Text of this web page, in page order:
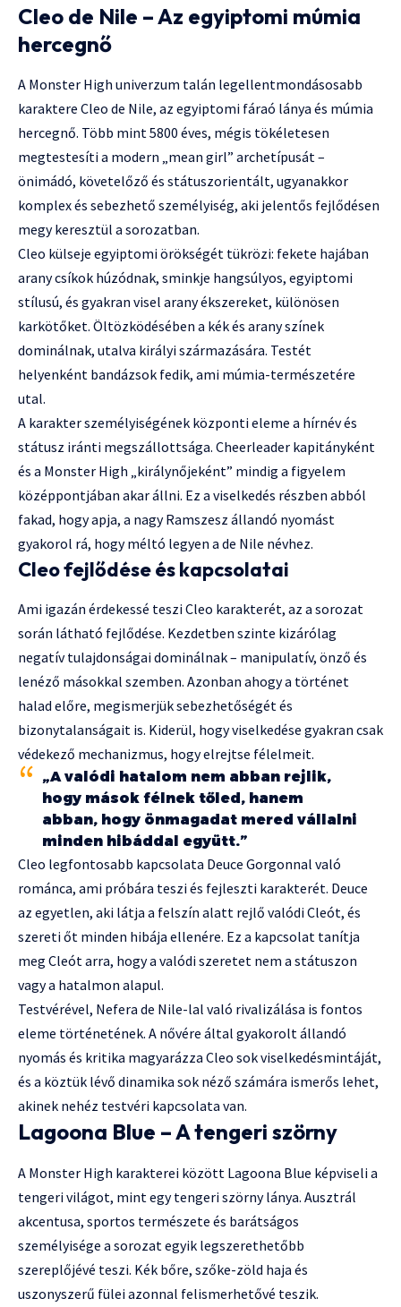
Cleo de Nile – Az egyiptomi múmia
hercegnő
A Monster High univerzum talán legellentmondásosabb
karaktere Cleo de Nile, az egyiptomi fáraó lánya és múmia
hercegnő. Több mint 5800 éves, mégis tökéletesen
megtestesíti a modern „mean girl” archetípusát –
önimádó, követelőző és státuszorientált, ugyanakkor
komplex és sebezhető személyiség, aki jelentős fejlődésen
megy keresztül a sorozatban.
Cleo külseje egyiptomi örökségét tükrözi: fekete hajában
arany csíkok húzódnak, sminkje hangsúlyos, egyiptomi
stílusú, és gyakran visel arany ékszereket, különösen
karkötőket. Öltözködésében a kék és arany színek
dominálnak, utalva királyi származására. Testét
helyenként bandázsok fedik, ami múmia-természetére
utal.
A karakter személyiségének központi eleme a hírnév és
státusz iránti megszállottsága. Cheerleader kapitányként
és a Monster High „királynőjeként” mindig a figyelem
középpontjában akar állni. Ez a viselkedés részben abból
fakad, hogy apja, a nagy Ramszesz állandó nyomást
gyakorol rá, hogy méltó legyen a de Nile névhez.
Cleo fejlődése és kapcsolatai
Ami igazán érdekessé teszi Cleo karakterét, az a sorozat
során látható fejlődése. Kezdetben szinte kizárólag
negatív tulajdonságai dominálnak – manipulatív, önző és
lenéző másokkal szemben. Azonban ahogy a történet
halad előre, megismerjük sebezhetőségét és
bizonytalanságait is. Kiderül, hogy viselkedése gyakran csak
védekező mechanizmus, hogy elrejtse félelmeit.
„A valódi hatalom nem abban rejlik,
hogy mások félnek tőled, hanem
abban, hogy önmagadat mered vállalni
minden hibáddal együtt.”
Cleo legfontosabb kapcsolata Deuce Gorgonnal való
románca, ami próbára teszi és fejleszti karakterét. Deuce
az egyetlen, aki látja a felszín alatt rejlő valódi Cleót, és
szereti őt minden hibája ellenére. Ez a kapcsolat tanítja
meg Cleót arra, hogy a valódi szeretet nem a státuszon
vagy a hatalmon alapul.
Testvérével, Nefera de Nile-lal való rivalizálása is fontos
eleme történetének. A nővére által gyakorolt állandó
nyomás és kritika magyarázza Cleo sok viselkedésmintáját,
és a köztük lévő dinamika sok néző számára ismerős lehet,
akinek nehéz testvéri kapcsolata van.
Lagoona Blue – A tengeri szörny
A Monster High karakterei között Lagoona Blue képviseli a
tengeri világot, mint egy tengeri szörny lánya. Ausztrál
akcentusa, sportos természete és barátságos
személyisége a sorozat egyik legszerethetőbb
szereplőjévé teszi. Kék bőre, szőke-zöld haja és
uszonyszerű fülei azonnal felismerhetővé teszik.